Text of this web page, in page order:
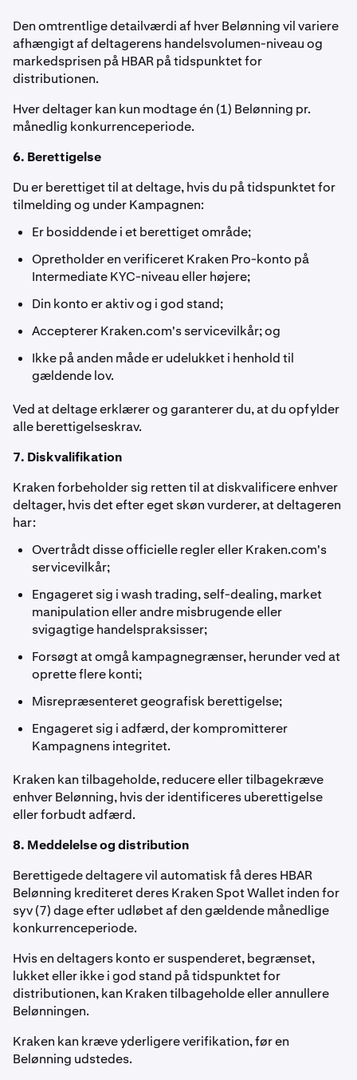
Den omtrentlige detailværdi af hver Belønning vil variere
afhængigt af deltagerens handelsvolumen-niveau og
markedsprisen på HBAR på tidspunktet for
distributionen.
Hver deltager kan kun modtage én (1) Belønning pr.
månedlig konkurrenceperiode.
6. Berettigelse
Du er berettiget til at deltage, hvis du på tidspunktet for
tilmelding og under Kampagnen:
Er bosiddende i et berettiget område;
Opretholder en verificeret Kraken Pro-konto på
Intermediate KYC-niveau eller højere;
Din konto er aktiv og i god stand;
Accepterer Kraken.com's servicevilkår; og
Ikke på anden måde er udelukket i henhold til
gældende lov.
Ved at deltage erklærer og garanterer du, at du opfylder
alle berettigelseskrav.
7. Diskvalifikation
Kraken forbeholder sig retten til at diskvalificere enhver
deltager, hvis det efter eget skøn vurderer, at deltageren
har:
Overtrådt disse officielle regler eller Kraken.com's
servicevilkår;
Engageret sig i wash trading, self-dealing, market
manipulation eller andre misbrugende eller
svigagtige handelspraksisser;
Forsøgt at omgå kampagnegrænser, herunder ved at
oprette flere konti;
Misrepræsenteret geografisk berettigelse;
Engageret sig i adfærd, der kompromitterer
Kampagnens integritet.
Kraken kan tilbageholde, reducere eller tilbagekræve
enhver Belønning, hvis der identificeres uberettigelse
eller forbudt adfærd.
8. Meddelelse og distribution
Berettigede deltagere vil automatisk få deres HBAR
Belønning krediteret deres Kraken Spot Wallet inden for
syv (7) dage efter udløbet af den gældende månedlige
konkurrenceperiode.
Hvis en deltagers konto er suspenderet, begrænset,
lukket eller ikke i god stand på tidspunktet for
distributionen, kan Kraken tilbageholde eller annullere
Belønningen.
Kraken kan kræve yderligere verifikation, før en
Belønning udstedes.